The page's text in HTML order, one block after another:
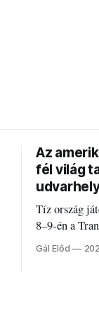
Az
fél világ
Tíz ország
8–9-én a
Románia
Gál Előd